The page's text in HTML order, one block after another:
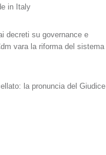
in Italy
decreti su governance e
vara la riforma del sistema
la pronuncia del Giudice